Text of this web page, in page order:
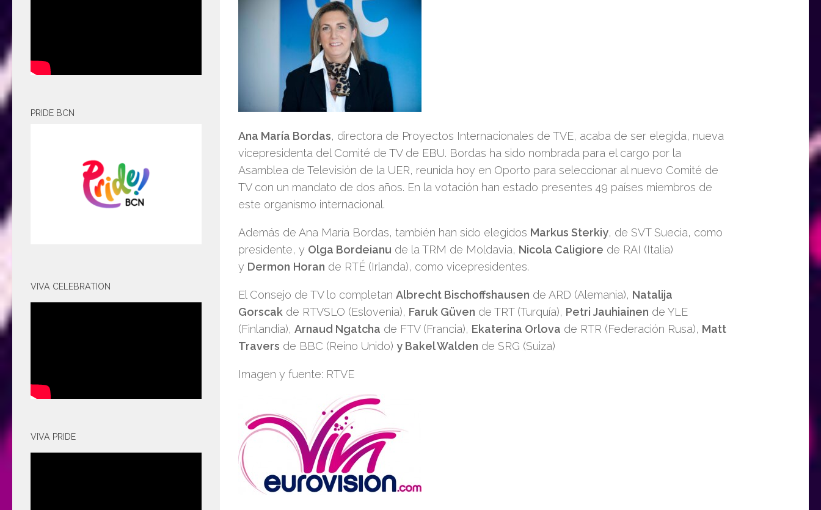
Ana María Bordas, directora de Proyectos Internacionales de TVE, acaba de ser elegida, nueva
vicepresidenta del Comité de TV de EBU. Bordas ha sido nombrada para el cargo por la
Asamblea de Televisión de la UER, reunida hoy en Oporto para seleccionar al nuevo Comité de
TV con un mandato de dos años. En la votación han estado presentes 49 países miembros de
este organismo internacional.
Además de Ana María Bordas, también han sido elegidos Markus Sterkiy, de SVT Suecia, como
presidente, y Olga Bordeianu de la TRM de Moldavia, Nicola Caligiore de RAI (Italia)
y Dermon Horan de RTÉ (Irlanda), como vicepresidentes.
El Consejo de TV lo completan Albrecht Bischoffshausen de ARD (Alemania), Natalija
Gorscak de RTVSLO (Eslovenia), Faruk Güven de TRT (Turquía), Petri Jauhiainen de YLE
(Finlandia), Arnaud Ngatcha de FTV (Francia), Ekaterina Orlova de RTR (Federación Rusa), Matt
Travers de BBC (Reino Unido) y Bakel Walden de SRG (Suiza)
Imagen y fuente: RTVE
PRIDE BCN
VIVA CELEBRATION
VIVA PRIDE